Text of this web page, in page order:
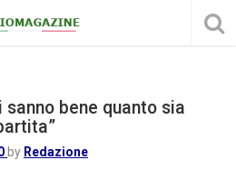
bene quanto sia
by Redazione